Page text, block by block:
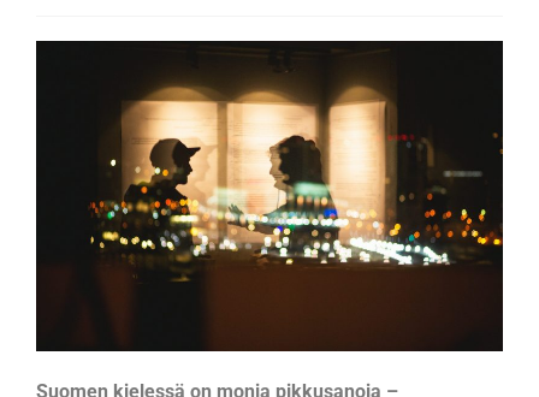
Suomen kielessä on monia pikkusanoja –